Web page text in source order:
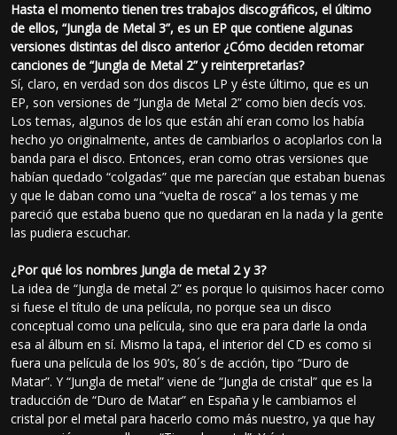
Hasta el momento tienen tres trabajos discográficos, el último
de ellos, “Jungla de Metal 3”, es un EP que contiene algunas
versiones distintas del disco anterior ¿Cómo deciden retomar
canciones de “Jungla de Metal 2” y reinterpretarlas?
Sí, claro, en verdad son dos discos LP y éste último, que es un
EP, son versiones de “Jungla de Metal 2” como bien decís vos.
Los temas, algunos de los que están ahí eran como los había
hecho yo originalmente, antes de cambiarlos o acoplarlos con la
banda para el disco. Entonces, eran como otras versiones que
habían quedado “colgadas” que me parecían que estaban buenas
y que le daban como una “vuelta de rosca” a los temas y me
pareció que estaba bueno que no quedaran en la nada y la gente
las pudiera escuchar.
¿Por qué los nombres Jungla de metal 2 y 3?
La idea de “Jungla de metal 2” es porque lo quisimos hacer como
si fuese el título de una película, no porque sea un disco
conceptual como una película, sino que era para darle la onda
esa al álbum en sí. Mismo la tapa, el interior del CD es como si
fuera una película de los 90’s, 80´s de acción, tipo “Duro de
Matar”. Y “Jungla de metal” viene de “Jungla de cristal” que es la
traducción de “Duro de Matar” en España y le cambiamos el
cristal por el metal para hacerlo como más nuestro, ya que hay